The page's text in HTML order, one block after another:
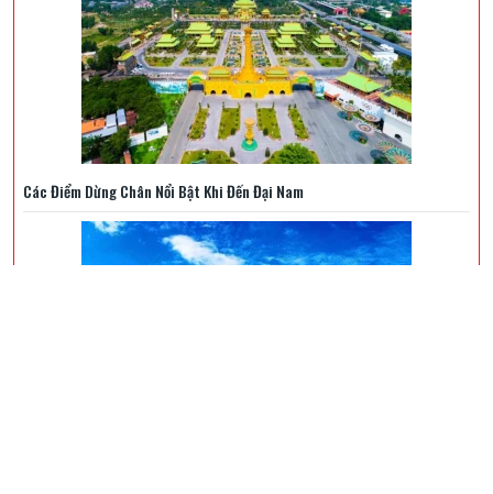
Các Điểm Dừng Chân Nổi Bật Khi Đến Đại Nam